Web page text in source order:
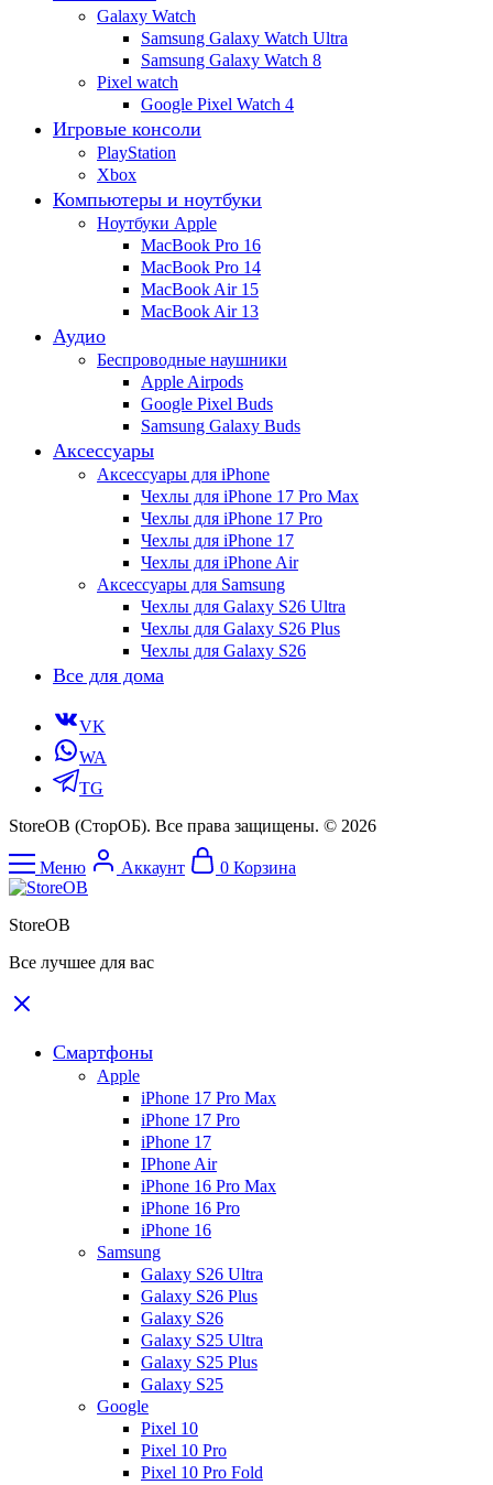
Galaxy Watch
Samsung Galaxy Watch Ultra
Samsung Galaxy Watch 8
Pixel watch
Google Pixel Watch 4
Игровые консоли
PlayStation
Xbox
Компьютеры и ноутбуки
Ноутбуки Apple
MacBook Pro 16
MacBook Pro 14
MacBook Air 15
MacBook Air 13
Аудио
Беспроводные наушники
Apple Airpods
Google Pixel Buds
Samsung Galaxy Buds
Аксессуары
Аксессуары для iPhone
Чехлы для iPhone 17 Pro Max
Чехлы для iPhone 17 Pro
Чехлы для iPhone 17
Чехлы для iPhone Air
Аксессуары для Samsung
Чехлы для Galaxy S26 Ultra
Чехлы для Galaxy S26 Plus
Чехлы для Galaxy S26
Все для дома
VK
WA
TG
StoreOB (CторОБ). Все права защищены. © 2026
Меню Аккаунт 0 Корзина
StoreOB
Все лучшее для вас
Смартфоны
Apple
iPhone 17 Pro Max
iPhone 17 Pro
iPhone 17
IPhone Air
iPhone 16 Pro Max
iPhone 16 Pro
iPhone 16
Samsung
Galaxy S26 Ultra
Galaxy S26 Plus
Galaxy S26
Galaxy S25 Ultra
Galaxy S25 Plus
Galaxy S25
Google
Pixel 10
Pixel 10 Pro
Pixel 10 Pro Fold